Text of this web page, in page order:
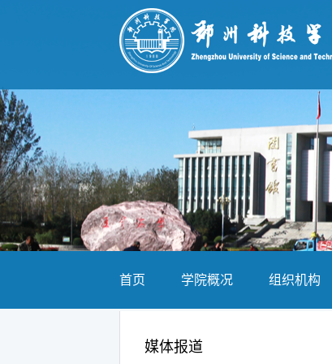
首页 学院概况 组织机构
媒体报道